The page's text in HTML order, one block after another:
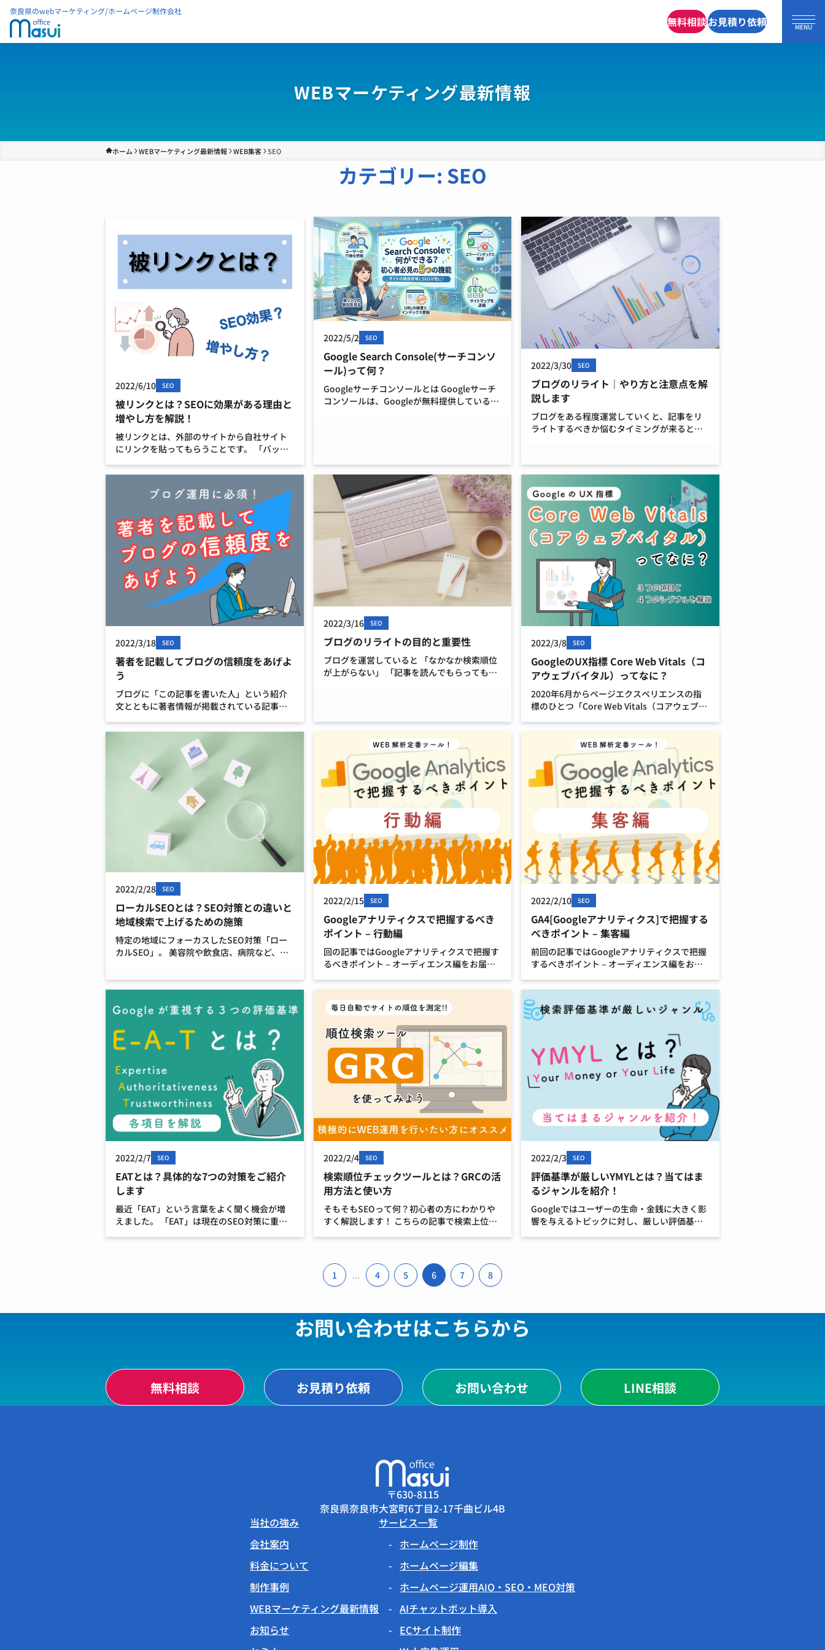
奈良県のwebマーケティング/ホームページ制作会社
無料相談お見積り依頼
WEBマーケティング最新情報
ホーム WEBマーケティング最新情報 WEB集客 SEO
カテゴリー: SEO
2022/6/10 SEO
被リンクとは？SEOに効果がある理由と
増やし方を解説！
被リンクとは、外部のサイトから自社サイト
にリンクを貼ってもらうことです。 「バック
クが集まることで、信頼性が増しSEOにも効
聞いたことがあ […]
2022/5/2 SEO
Google Search Console(サーチコンソ
ール)って何？
Googleサーチコンソールとは Googleサーチ
コンソールは、Googleが無料提供している、
2022/3/30 SEO
ブログのリライト｜やり方と注意点を解
説します
ブログをある程度運営していくと、記事をリ
ライトするべきか悩むタイミングが来ると思
ンソールなどで分析をし、検索順位を上げ
る、またはユーザーに […]
2022/3/18 SEO
著者を記載してブログの信頼度をあげよ
う
ブログに「この記事を書いた人」という紹介
文とともに著者情報が掲載されている記事を
者情報はブログの発信において、記事の信頼
度を左右する重要な項目です。 今回は著者情
報のSEO効果と […]
2022/3/16 SEO
ブログのリライトの目的と重要性
ブログを運営していると 「なかなか検索順位
が上がらない」 「記事を読んでもらっても成
順位や目的に応 […]
2022/3/8 SEO
GoogleのUX指標 Core Web Vitals（コ
アウェブバイタル）ってなに？
2020年6月からページエクスペリエンスの指
標のひとつ「Core Web Vitals（コアウェブバ
用にとって重要なCore Web Vitals（コアウェ
ブバイタル）を解説し […]
2022/2/28 SEO
ローカルSEOとは？SEO対策との違いと
地域検索で上げるための施策
特定の地域にフォーカスしたSEO対策「ロー
カルSEO」。 美容院や飲食店、病院など、特
とても有効な集客方法です。 この記事では、
2022/2/15 SEO
Googleアナリティクスで把握するべき
ポイント – 行動編
回の記事ではGoogleアナリティクスで把握す
るべきポイント – オーディエンス編をお届け
オーディエンス編、集客編をご覧になりたい
2022/2/10 SEO
GA4[Googleアナリティクス]で把握する
べきポイント – 集客編
前回の記事ではGoogleアナリティクスで把握
するべきポイント – オーディエンス編をお届
のオーディエンス編をご覧になりたい方は以
下のページをご覧ください。 Goo […]
2022/2/7 SEO
EATとは？具体的な7つの対策をご紹介
します
最近「EAT」という言葉をよく聞く機会が増
えました。 「EAT」は現在のSEO対策に重要
2022/2/4 SEO
検索順位チェックツールとは？GRCの活
用方法と使い方
そもそもSEOって何？初心者の方にわかりや
すく解説します！ こちらの記事で検索上位に
になってきます。 […]
2022/2/3 SEO
評価基準が厳しいYMYLとは？当てはま
るジャンルを紹介！
Googleではユーザーの生命・金銭に大きく影
響を与えるトピックに対し、厳しい評価基準
1 ... 4 5 6 7 8
お問い合わせはこちらから
無料相談 お見積り依頼 お問い合わせ LINE相談
〒630-8115
奈良県奈良市大宮町6丁目2-17千曲ビル4B
当社の強み
会社案内
料金について
制作事例
WEBマーケティング最新情報
お知らせ
サービス一覧
ホームページ制作
ホームページ編集
ホームページ運用AIO・SEO・MEO対策
AIチャットボット導入
ECサイト制作